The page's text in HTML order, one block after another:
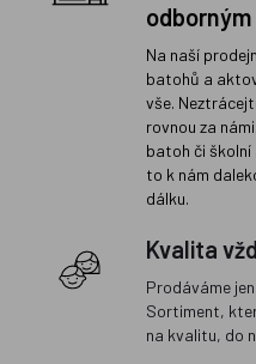
Na naší
batohů a
vše.
rovnou za
batoh či školní
to k nám
dálku.
Kvalita
Prodáváme
Sortiment,
na kvalitu, do